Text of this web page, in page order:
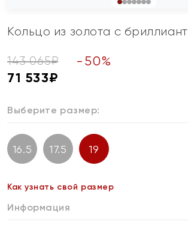
Кольцо из золота с
143 065₽ - 50%
71 533₽
Выберите размер:
16.5 17.5 19
Как узнать свой размер
Информация